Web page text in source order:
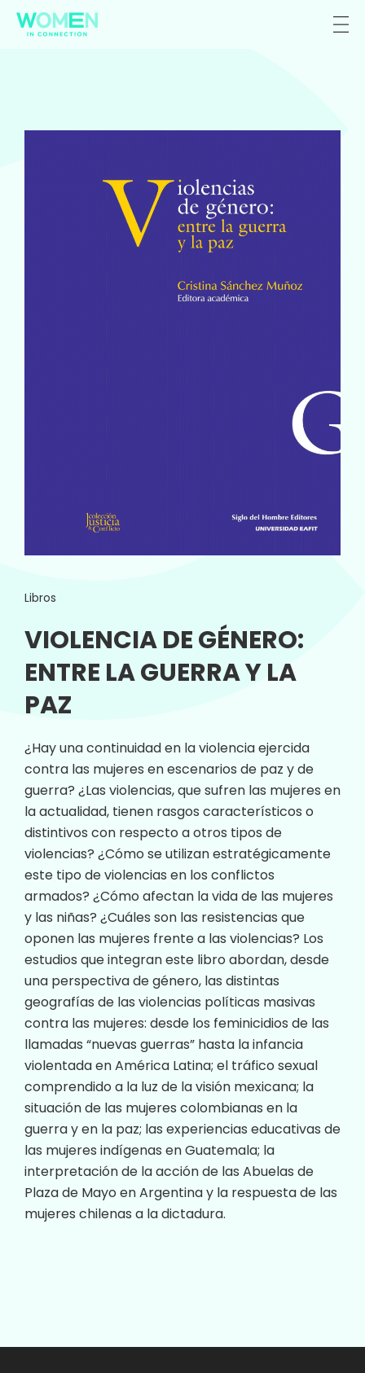
Libros
VIOLENCIA DE GÉNERO:
ENTRE LA GUERRA Y LA
PAZ
¿Hay una continuidad en la violencia ejercida
contra las mujeres en escenarios de paz y de
guerra? ¿Las violencias, que sufren las mujeres en
la actualidad, tienen rasgos característicos o
distintivos con respecto a otros tipos de
violencias? ¿Cómo se utilizan estratégicamente
este tipo de violencias en los conflictos
armados? ¿Cómo afectan la vida de las mujeres
y las niñas? ¿Cuáles son las resistencias que
oponen las mujeres frente a las violencias? Los
estudios que integran este libro abordan, desde
una perspectiva de género, las distintas
geografías de las violencias políticas masivas
contra las mujeres: desde los feminicidios de las
llamadas “nuevas guerras” hasta la infancia
violentada en América Latina; el tráfico sexual
comprendido a la luz de la visión mexicana; la
situación de las mujeres colombianas en la
guerra y en la paz; las experiencias educativas de
las mujeres indígenas en Guatemala; la
interpretación de la acción de las Abuelas de
Plaza de Mayo en Argentina y la respuesta de las
mujeres chilenas a la dictadura.